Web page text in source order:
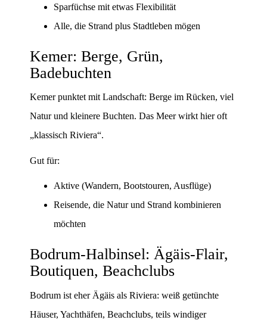
Sparfüchse mit etwas Flexibilität
Alle, die Strand plus Stadtleben mögen
Kemer: Berge, Grün,
Badebuchten
Kemer punktet mit Landschaft: Berge im Rücken, viel
Natur und kleinere Buchten. Das Meer wirkt hier oft
„klassisch Riviera“.
Gut für:
Aktive (Wandern, Bootstouren, Ausflüge)
Reisende, die Natur und Strand kombinieren
möchten
Bodrum-Halbinsel: Ägäis-Flair,
Boutiquen, Beachclubs
Bodrum ist eher Ägäis als Riviera: weiß getünchte
Häuser, Yachthäfen, Beachclubs, teils windiger